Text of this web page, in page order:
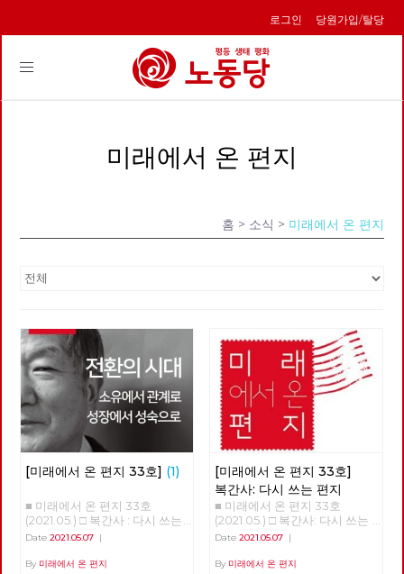
로그인 당원가입/탈당
Toggle
미래에서 온 편지
홈 > 소식 > 미래에서 온 편지
[미래에서 온 편지 33호] (1)
■ 미래에서 온 편지 33호
(2021.05.) □ 복간사 : 다시 쓰는
편지 □ 축사 □ 특집 : 소유에서
세 : 5월의 정세 □ 사람 : 러빙 속
Date 2021.05.07 |
By 미래에서 온 편지
[미래에서 온 편지 33호]
복간사: 다시 쓰는 편지
■ 미래에서 온 편지 33호
(2021.05.) □ 복간사: 다시 쓰는
편지 노동당 기관지 [미래에서
6월 32호 이후 5년 만의 복간입
Date 2021.05.07|
By 미래에서 온 편지